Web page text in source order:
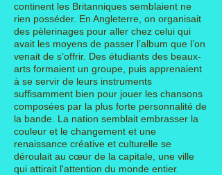
continent les Britanniques semblaient ne
rien posséder. En Angleterre, on organisait
des pèlerinages pour aller chez celui qui
avait les moyens de passer l’album que l’on
venait de s’offrir. Des étudiants des beaux-
arts formaient un groupe, puis apprenaient
à se servir de leurs instruments
suffisamment bien pour jouer les chansons
composées par la plus forte personnalité de
la bande. La nation semblait embrasser la
couleur et le changement et une
renaissance créative et culturelle se
déroulait au cœur de la capitale, une ville
qui attirait l'attention du monde entier.